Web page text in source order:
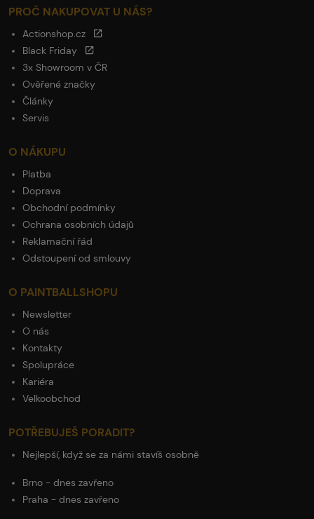
PROČ NAKUPOVAT U NÁS?
Actionshop.cz
Black Friday
3x Showroom v ČR
Ověřené značky
Články
Servis
O NÁKUPU
Platba
Doprava
Obchodní podmínky
Ochrana osobních údajů
Reklamační řád
Odstoupení od smlouvy
O PAINTBALLSHOPU
Newsletter
O nás
Kontakty
Spolupráce
Kariéra
Velkoobchod
POTŘEBUJEŠ PORADIT?
Nejlepší, když se za námi stavíš osobně
Brno - dnes zavřeno
Praha - dnes zavřeno